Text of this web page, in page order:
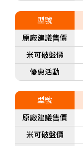
型號
原廠建議售價
米可破盤價
優惠活動
型號
原廠建議售價
米可破盤價